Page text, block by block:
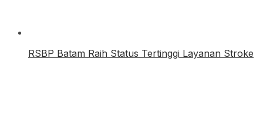
RSBP Batam Raih Status Tertinggi Layanan Stroke